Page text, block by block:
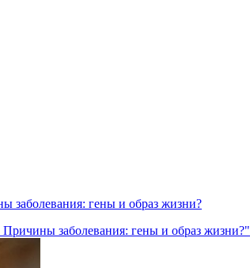
заболевания: гены и образ жизни?
заболевания: гены и образ жизни?"